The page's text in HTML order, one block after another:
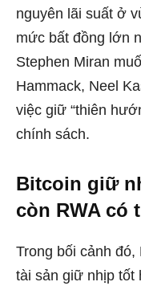
nguyên lãi suất ở
mức bất đồng lớn
Stephen Miran
Hammack, Neel
việc giữ “thiên
chính sách.
Bitcoin giữ
còn RWA có
Trong bối cảnh
tài sản giữ nhịp tốt